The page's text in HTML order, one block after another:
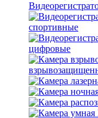
спортивные
цифровые